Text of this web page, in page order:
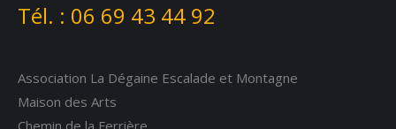
new
newnew
Tél. : 06 69 43 44 92
Association La Dégaine Escalade et Montagne
Maison des Arts